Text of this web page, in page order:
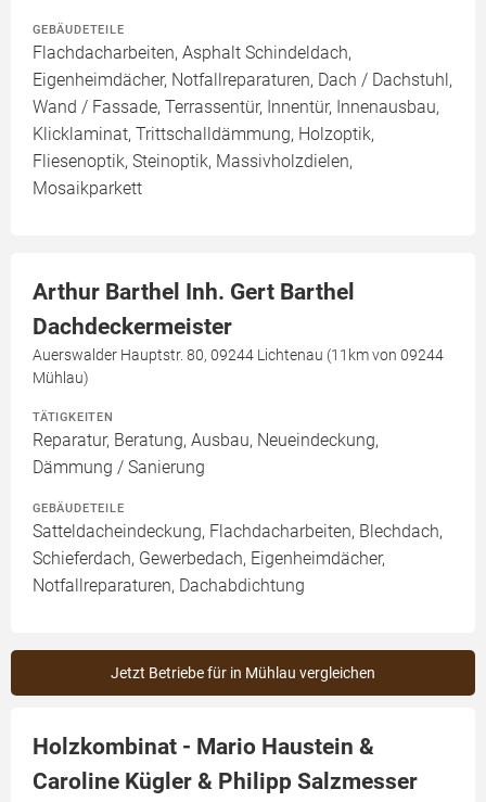
GEBÄUDETEILE
Flachdacharbeiten, Asphalt Schindeldach,
Eigenheimdächer, Notfallreparaturen, Dach / Dachstuhl,
Wand / Fassade, Terrassentür, Innentür, Innenausbau,
Klicklaminat, Trittschalldämmung, Holzoptik,
Fliesenoptik, Steinoptik, Massivholzdielen,
Mosaikparkett
Arthur Barthel Inh. Gert Barthel
Dachdeckermeister
Auerswalder Hauptstr. 80, 09244 Lichtenau (11km von 09244
Mühlau)
TÄTIGKEITEN
Reparatur, Beratung, Ausbau, Neueindeckung,
Dämmung / Sanierung
GEBÄUDETEILE
Satteldacheindeckung, Flachdacharbeiten, Blechdach,
Schieferdach, Gewerbedach, Eigenheimdächer,
Notfallreparaturen, Dachabdichtung
Jetzt Betriebe für in Mühlau vergleichen
Holzkombinat - Mario Haustein &
Caroline Kügler & Philipp Salzmesser